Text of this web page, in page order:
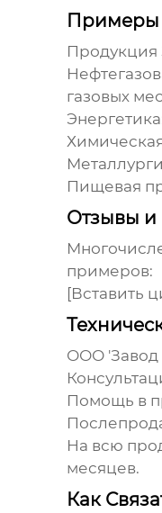
Примеры
Продукция
газовых
Пищевая
Отзывы и
примеров:
[Вставить
ООО '
Помощь в
На всю
месяцев.
Как